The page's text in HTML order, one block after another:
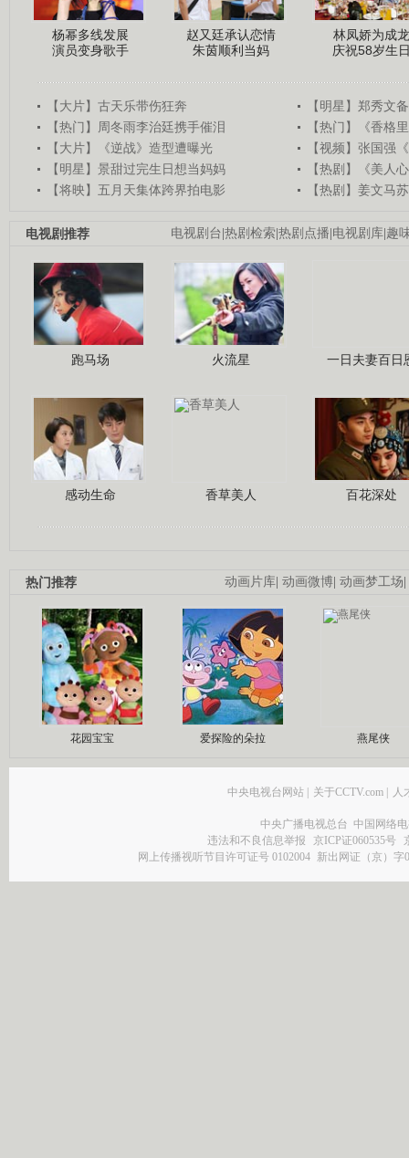
杨幂多线发展
演员变身歌手
赵又廷承认恋情
朱茵顺利当妈
林凤娇为成龙
庆祝58岁生
【大片】古天乐带伤狂奔
【明星】郑秀文
【热门】周冬雨李治廷携手催泪
【热门】《香格
【大片】《逆战》造型遭曝光
【视频】张国强
【明星】景甜过完生日想当妈妈
【热剧】《美人
【将映】五月天集体跨界拍电影
【热剧】姜文马
电视剧台|热剧检索|热剧点播|电视剧库|趣
电视剧推荐
跑马场 火流星 一日夫妻百日
感动生命 香草美人 百花深处
动画片库| 动画微博| 动画梦工场|
热门推荐
花园宝宝 爱探险的朵拉 燕尾侠
中央电视台网站 | 关于CCTV.com | 人
中央广播电视总台 中国网络
违法和不良信息举报
京ICP证060535号
网上传播视听节目许可证号 0102004 新出网证（京）